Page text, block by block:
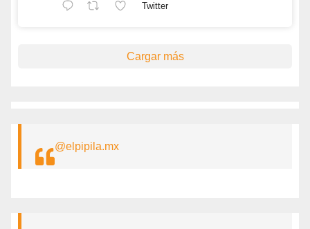
Twitter
Cargar más
@elpipila.mx